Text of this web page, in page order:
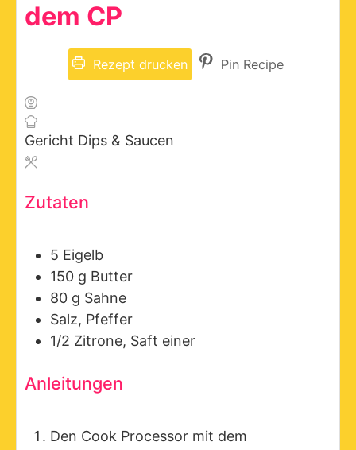
dem CP
Rezept drucken Pin Recipe
Gericht Dips & Saucen
Zutaten
5 Eigelb
150 g Butter
80 g Sahne
Salz, Pfeffer
1/2 Zitrone, Saft einer
Anleitungen
Den Cook Processor mit dem